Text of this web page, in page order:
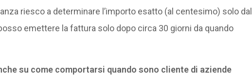
riesco a determinare l’importo esatto (al centesimo) solo dal
emettere la fattura solo dopo circa 30 giorni da quando
su come comportarsi quando sono cliente di aziende